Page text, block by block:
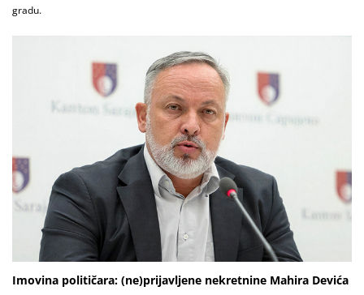
gradu.
Imovina političara: (ne)prijavljene nekretnine Mahira Devića